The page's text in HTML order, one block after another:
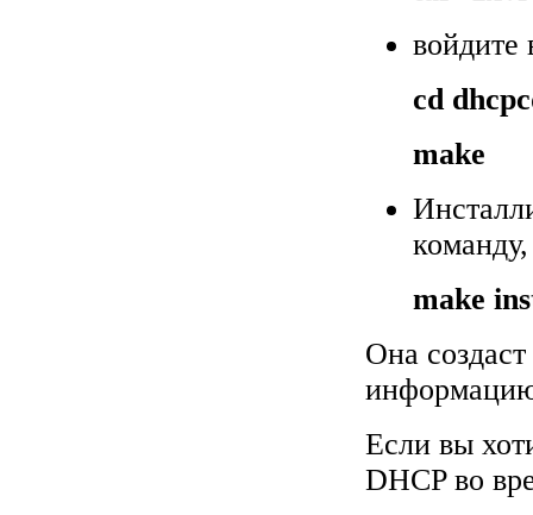
войдите
cd
make
make
Она
Если вы
DHCP во